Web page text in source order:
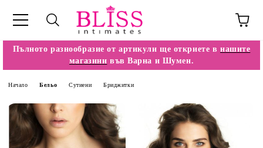
Пълното разнообразие от артикули ще откриете в нашите
магазини във Варна и Шумен.
Начало Бельо Сутиени Бриджитки